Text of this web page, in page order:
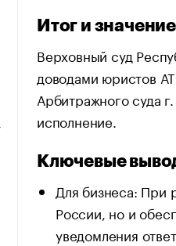
Итог и
Верховный суд
доводами юристов
Арбитражного суда
исполнение.
Ключевые
Для бизнеса: При
России, но и
уведомления